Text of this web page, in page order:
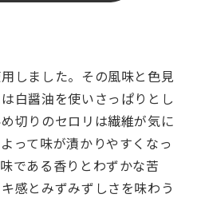
しました。その風味と色見
白醤油を使いさっぱりとし
切りのセロリは繊維が気に
って味が漬かりやすくなっ
である香りとわずかな苦
感とみずみずしさを味わう